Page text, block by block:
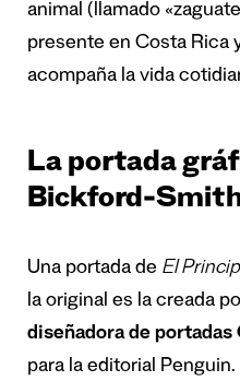
animal (llamado
presente en Costa Rica
acompaña la vida
La portada
Bickford-
Una portada de El
la original es la creada
diseñadora de
para la editorial Penguin.